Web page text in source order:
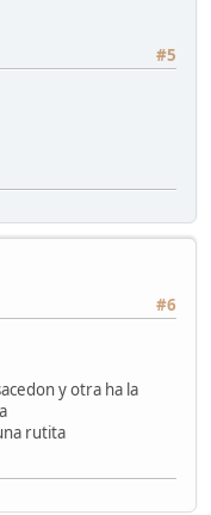
#5
#6
y otra ha la
rutita